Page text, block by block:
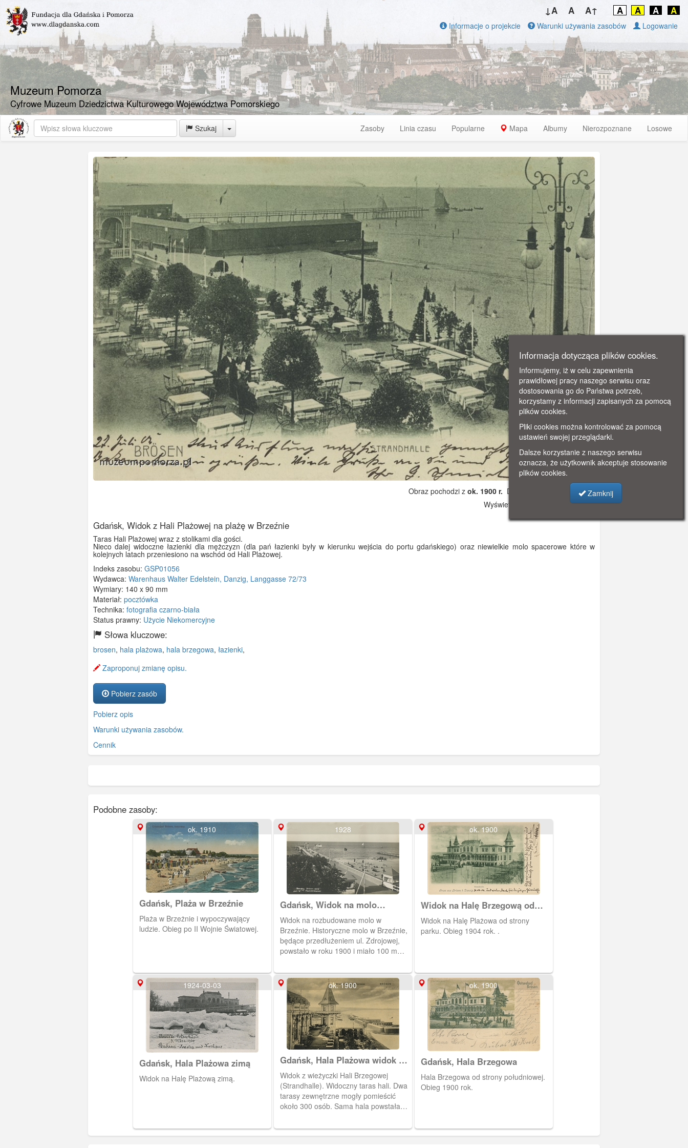
Muzeum Pomorza
Cyfrowe Muzeum Dziedzictwa Kulturowego Województwa Pomorskiego
↓A A A↑ A A A A
Informacje o projekcie Warunki używania zasobów Logowanie
Szukaj Toggle Dropdown Zasoby Linia czasu Popularne Mapa Albumy Nierozpoznane Losowe
Obraz pochodzi z ok. 1900 r. Dodano: 2019-10-31 17:03
Wyświetlono: 3056
Gdańsk, Widok z Hali Plażowej na plażę w Brzeźnie
Taras Hali Plażowej wraz z stolikami dla gości.
Nieco dalej widoczne łazienki dla mężczyzn (dla pań łazienki były w kierunku wejścia do portu gdańskiego) oraz niewielkie molo spacerowe które w
kolejnych latach przeniesiono na wschód od Hali Plażowej.
Indeks zasobu: GSP01056
Wydawca: Warenhaus Walter Edelstein, Danzig, Langgasse 72/73
Wymiary: 140 x 90 mm
Materiał: pocztówka
Technika: fotografia czarno-biała
Status prawny: Użycie Niekomercyjne
Słowa kluczowe:
brosen, hala plażowa, hala brzegowa, łazienki,
Zaproponuj zmianę opisu.
Pobierz zasób
Pobierz opis
Warunki używania zasobów.
Cennik
Podobne zasoby:
ok. 1910
Gdańsk, Plaża w Brzeźnie
Plaża w Brzeżnie i wypoczywający
ludzie. Obieg po II Wojnie Światowej.
1928
Gdańsk, Widok na molo
Brzeźnie
Widok na rozbudowane molo w
Brzeźnie. Historyczne molo w Brzeźnie,
będące przedłużeniem ul. Zdrojowej,
powstało w roku 1900 i miało 100 m
zostało rozbudowane do 250 metrów i 6
m szerokości.
ok. 1900
Widok na Halę Brzegową od
strony parku
Widok na Halę Plażowa od strony
parku. Obieg 1904 rok. .
1924-03-03
Gdańsk, Hala Plażowa zimą
Widok na Halę Plażową zimą.
ok. 1900
Gdańsk, Hala Plażowa widok z
wieżyczki
Widok z wieżyczki Hali Brzegowej
(Strandhalle). Widoczny taras hali. Dwa
tarasy zewnętrzne mogły pomieścić
około 300 osób. Sama hala powstała
właścicielem kąpieliska w Brzeźnie.
Budowniczym hali był Alex Fey. Przy
ok. 1900
Gdańsk, Hala Brzegowa
Hala Brzegowa od strony południowej.
Obieg 1900 rok.
Informacja dotycząca plików cookies.
Informujemy, iż w celu zapewnienia
prawidłowej pracy naszego serwisu oraz
dostosowania go do Państwa potrzeb,
korzystamy z informacji zapisanych za pomocą
plików cookies.
Pliki cookies można kontrolować za pomocą
ustawień swojej przeglądarki.
Dalsze korzystanie z naszego serwisu
oznacza, że użytkownik akceptuje stosowanie
plików cookies.
Zamknij